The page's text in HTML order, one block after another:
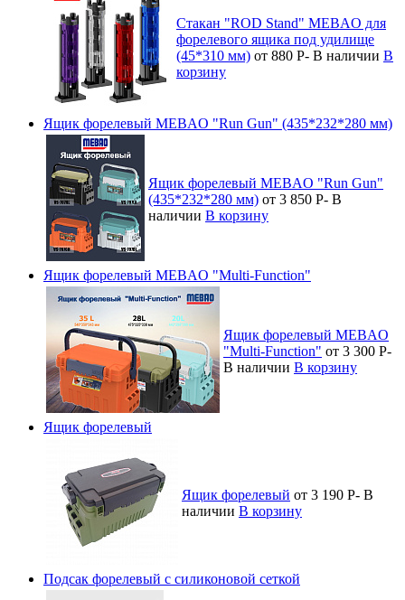
Стакан "ROD Stand" MEBAO для
форелевого ящика под удилище
(45*310 мм) от 880 Р- В наличии В
корзину
Ящик форелевый MEBAO "Run Gun" (435*232*280 мм)
Ящик форелевый MEBAO "Run Gun"
(435*232*280 мм) от 3 850 Р- В
наличии В корзину
Ящик форелевый MEBAO "Multi-Function"
Ящик форелевый MEBAO
"Multi-Function" от 3 300 Р-
В наличии В корзину
Ящик форелевый
Ящик форелевый от 3 190 Р- В
наличии В корзину
Подсак форелевый с силиконовой сеткой